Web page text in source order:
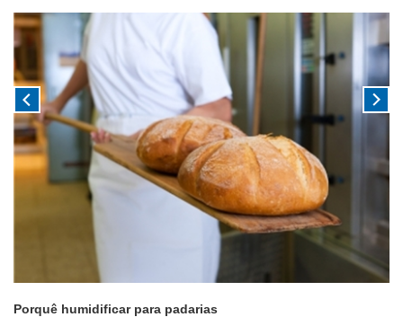
Porquê humidificar para padarias